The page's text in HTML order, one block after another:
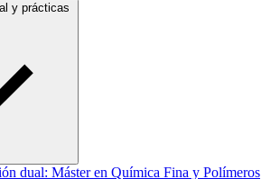
y prácticas
dual: Máster en Química Fina y Polímeros